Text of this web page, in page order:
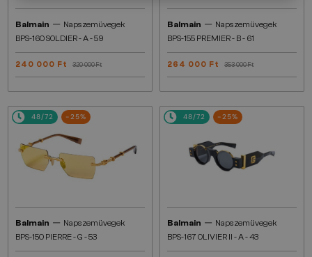
Balmain — Napszemüvegek
BPS-160 SOLDIER - A - 59
240 000 Ft 320 000 Ft
Balmain — Napszemüvegek
BPS-155 PREMIER - B - 61
264 000 Ft 353 000 Ft
48/72 -25%
Balmain — Napszemüvegek
BPS-150 PIERRE - G - 53
48/72 -25%
Balmain — Napszemüvegek
BPS-167 OLIVIER II - A - 43